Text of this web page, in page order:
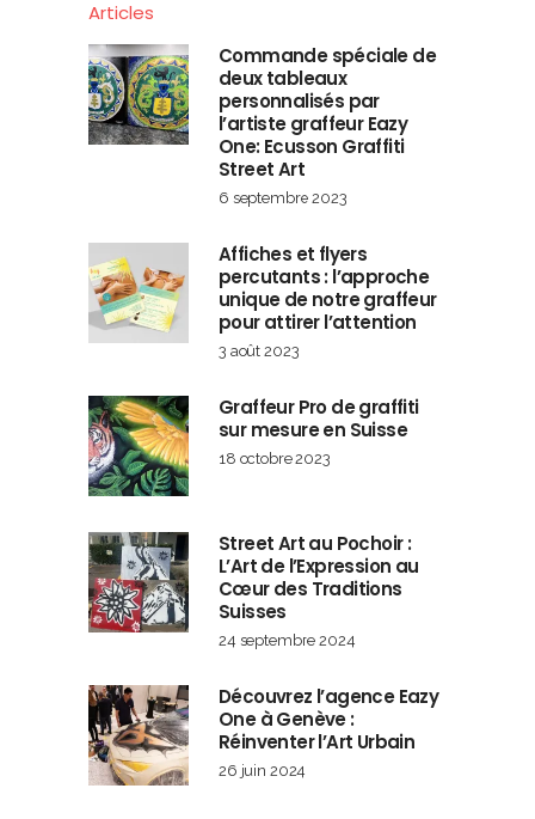
Articles
Commande spéciale de
deux tableaux
personnalisés par
l’artiste graffeur Eazy
One: Ecusson Graffiti
Street Art
6 septembre 2023
Affiches et flyers
percutants : l’approche
unique de notre graffeur
pour attirer l’attention
3 août 2023
Graffeur Pro de graffiti
sur mesure en Suisse
18 octobre 2023
Street Art au Pochoir :
L’Art de l’Expression au
Cœur des Traditions
Suisses
24 septembre 2024
Découvrez l’agence Eazy
One à Genève :
Réinventer l’Art Urbain
26 juin 2024